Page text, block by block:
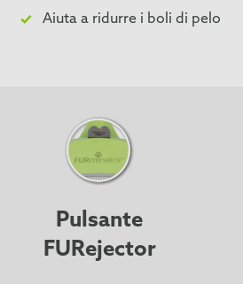
Aiuta a ridurre i boli di pelo
Pulsante
FURejector